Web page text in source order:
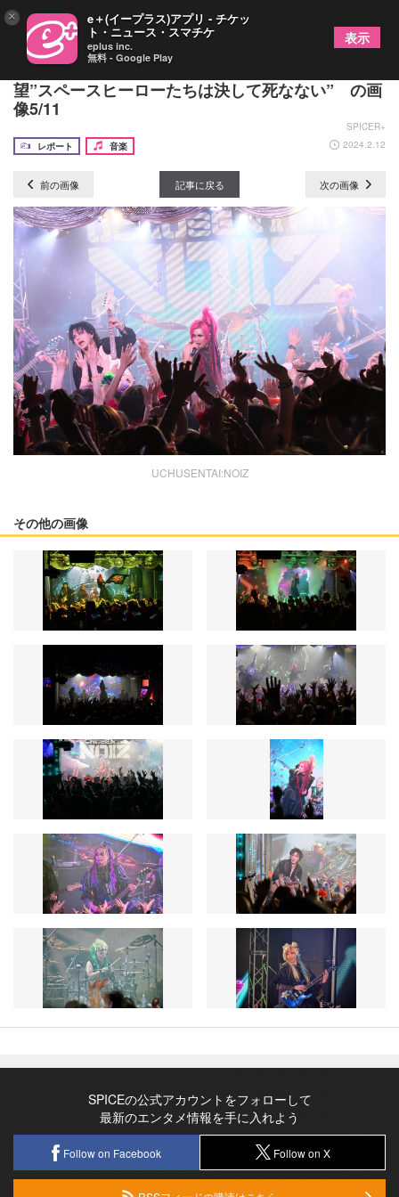
UCHUSENTAI:NOIZ現体制ラストLIVEにみた希
望”スペースヒーローたちは決して死なない” の画
像5/11
SPICER+
レポート
音楽 2024.2.12
前の画像 記事に戻る 次の画像
UCHUSENTAI:NOIZ
その他の画像
SPICEの公式アカウントをフォローして
最新のエンタメ情報を手に入れよう
Follow on Facebook Follow on X
× e＋(イープラス)アプリ - チケッ
ト・ニュース・スマチケ
eplus inc.
無料 - Google Play
表示